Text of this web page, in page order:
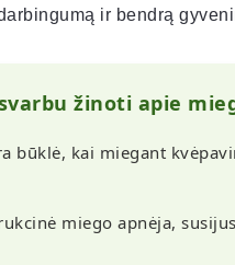
ir bendrą
žinoti apie
būklė, kai miegant
miego apnėja,